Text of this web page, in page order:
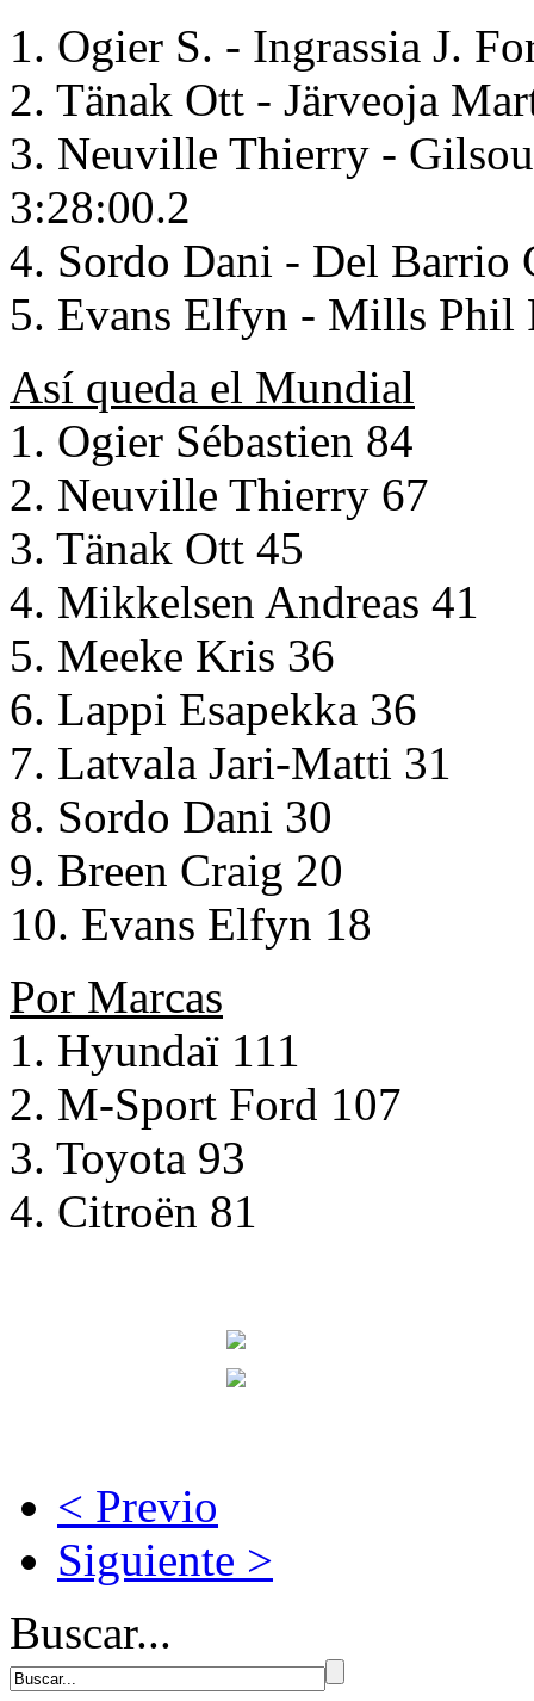
1. Ogier S. - Ingrassia J.
2. Tänak Ott - Järveoja
3. Neuville Thierry -
3:28:00.2
4. Sordo Dani - Del Barrio
5. Evans Elfyn - Mills Phil
Así queda el Mundial
1. Ogier Sébastien 84
2. Neuville Thierry 67
3. Tänak Ott 45
4. Mikkelsen Andreas 41
5. Meeke Kris 36
6. Lappi Esapekka 36
7. Latvala Jari-Matti 31
8. Sordo Dani 30
9. Breen Craig 20
10. Evans Elfyn 18
Por Marcas
1. Hyundaï 111
2. M-Sport Ford 107
3. Toyota 93
4. Citroën 81
< Previo
Siguiente >
Buscar...